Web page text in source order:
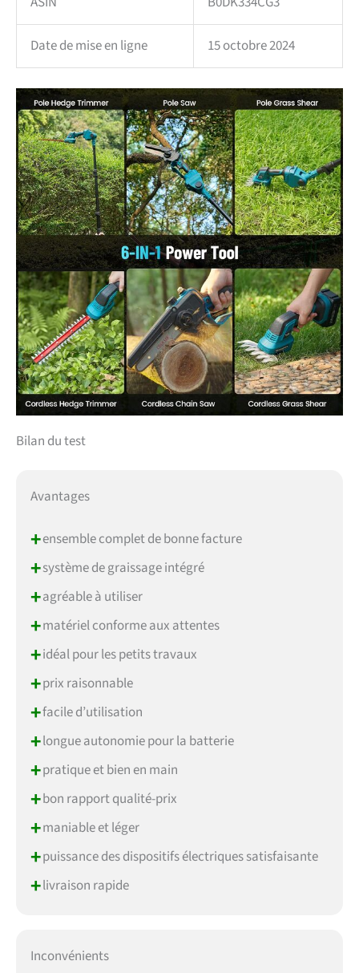
Date de mise en ligne 15 octobre 2024
Bilan du test
Avantages
+ensemble complet de bonne facture
+système de graissage intégré
+agréable à utiliser
+matériel conforme aux attentes
+idéal pour les petits travaux
+prix raisonnable
+facile d’utilisation
+longue autonomie pour la batterie
+pratique et bien en main
+bon rapport qualité-prix
+maniable et léger
+puissance des dispositifs électriques satisfaisante
+livraison rapide
Inconvénients